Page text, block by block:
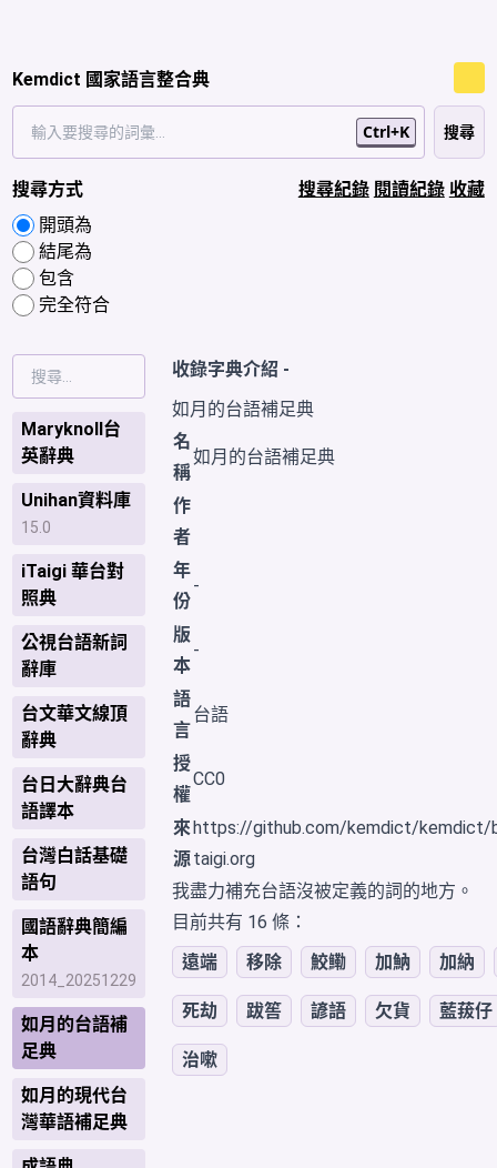
Kemdict 國家語言整合典
Ctrl+K
搜尋方式
開頭為
結尾為
包含
完全符合
搜尋紀錄 閱讀紀錄 收藏
Maryknoll台
英辭典
Unihan資料庫
15.0
iTaigi 華台對
照典
公視台語新詞
辭庫
台文華文線頂
辭典
台日大辭典台
語譯本
台灣白話基礎
語句
國語辭典簡編
本
2014_20251229
如月的台語補
足典
如月的現代台
灣華語補足典
收錄字典介紹 -
如月的台語補足典
名
稱
如月的台語補足典
作
者
年
份
-
版
本
-
語
言
台語
授
權
CC0
來
源
https://github.com/kemdict/kemdict/
taigi.org
我盡力補充台語沒被定義的詞的地方。
目前共有 16 條：
遠端
移除 鮫鰳 加魶 加納
死劫 跋筶 諺語 欠貨 藍菝仔
治嗽